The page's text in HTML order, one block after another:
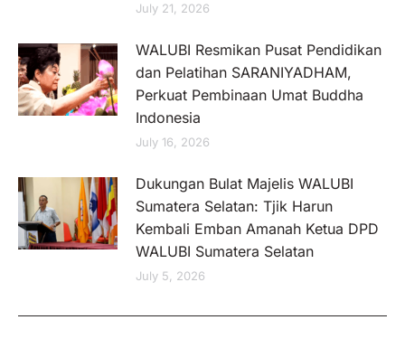
July 21, 2026
WALUBI Resmikan Pusat Pendidikan
dan Pelatihan SARANIYADHAM,
Perkuat Pembinaan Umat Buddha
Indonesia
July 16, 2026
Dukungan Bulat Majelis WALUBI
Sumatera Selatan: Tjik Harun
Kembali Emban Amanah Ketua DPD
WALUBI Sumatera Selatan
July 5, 2026